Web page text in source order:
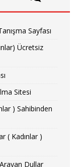
Sayfası
Ücretsiz
Sitesi
) Sahibinden
( Kadınlar )
Dullar